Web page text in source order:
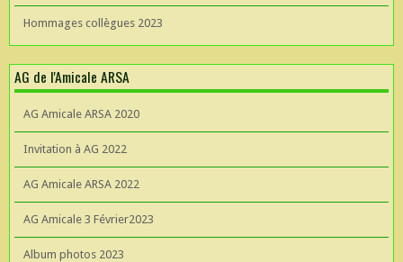
Hommages collègues 2023
AG de l'Amicale ARSA
AG Amicale ARSA 2020
Invitation à AG 2022
AG Amicale ARSA 2022
AG Amicale 3 Février2023
Album photos 2023